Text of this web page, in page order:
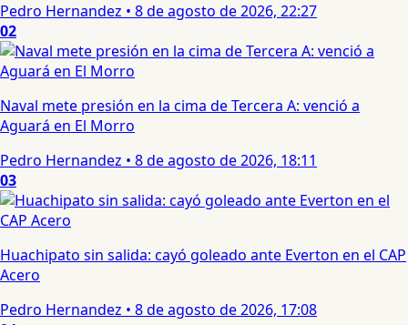
Pedro Hernandez • 8 de agosto de 2026, 22:27
02
Naval mete presión en la cima de Tercera A: venció a
Aguará en El Morro
Pedro Hernandez • 8 de agosto de 2026, 18:11
03
Huachipato sin salida: cayó goleado ante Everton en el CAP
Acero
Pedro Hernandez • 8 de agosto de 2026, 17:08